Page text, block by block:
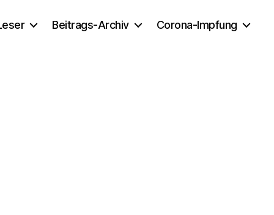
Beitrags-Archiv Corona-Impfung